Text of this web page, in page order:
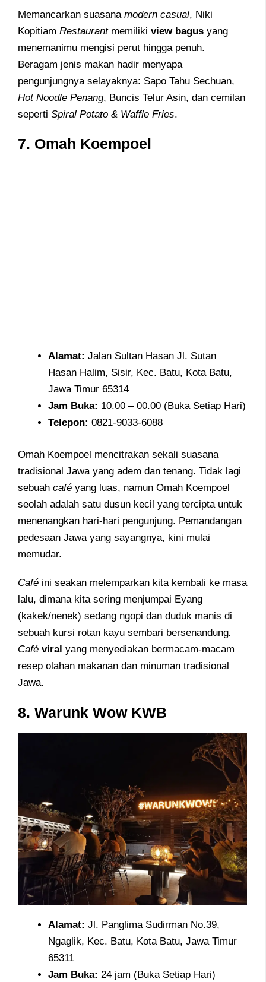
Memancarkan suasana modern casual, Niki
Kopitiam Restaurantmemiliki view bagus yang
menemanimu mengisi perut hingga penuh.
Beragam jenis makan hadir menyapa
pengunjungnya selayaknya: Sapo Tahu Sechuan,
Hot Noodle Penang, Buncis Telur Asin, dan cemilan
seperti Spiral Potato & Waffle Fries.
7. Omah Koempoel
Alamat: Jalan Sultan Hasan Jl. Sutan
Hasan Halim, Sisir, Kec. Batu, Kota Batu,
Jawa Timur 65314
Jam Buka: 10.00 – 00.00 (Buka Setiap Hari)
Telepon: 0821-9033-6088
Omah Koempoel mencitrakan sekali suasana
tradisional Jawa yang adem dan tenang. Tidak lagi
sebuah café yang luas, namun Omah Koempoel
seolah adalah satu dusun kecil yang tercipta untuk
menenangkan hari-hari pengunjung. Pemandangan
pedesaan Jawa yang sayangnya, kini mulai
memudar.
Café ini seakan melemparkan kita kembali ke masa
lalu, dimana kita sering menjumpai Eyang
(kakek/nenek) sedang ngopi dan duduk manis di
sebuah kursi rotan kayu sembari bersenandung.
Café viral yang menyediakan bermacam-macam
resep olahan makanan dan minuman tradisional
Jawa.
8. Warunk Wow KWB
Alamat: Jl. Panglima Sudirman No.39,
Ngaglik, Kec. Batu, Kota Batu, Jawa Timur
65311
Jam Buka: 24 jam (Buka Setiap Hari)